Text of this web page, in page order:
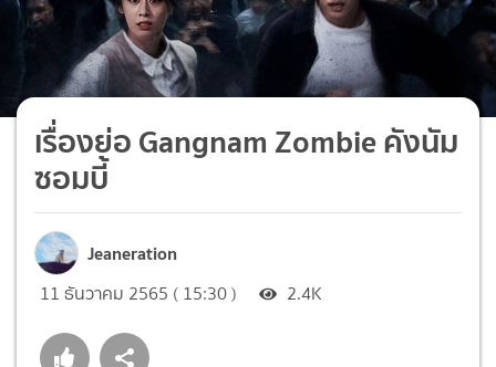
เรื่องย่อ Gangnam Zombie คังนัม
ซอมบี้
Jeaneration
11 ธันวาคม 2565 ( 15:30 ) 2.4K